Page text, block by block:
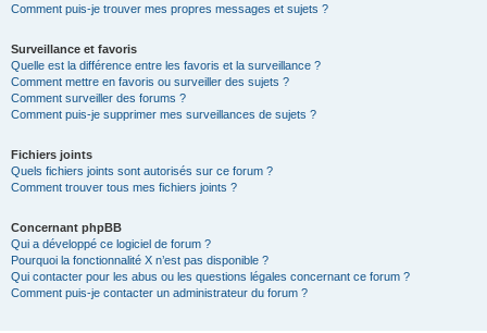
Comment puis-je trouver mes propres messages et sujets ?
Surveillance et favoris
Quelle est la différence entre les favoris et la surveillance ?
Comment mettre en favoris ou surveiller des sujets ?
Comment surveiller des forums ?
Comment puis-je supprimer mes surveillances de sujets ?
Fichiers joints
Quels fichiers joints sont autorisés sur ce forum ?
Comment trouver tous mes fichiers joints ?
Concernant phpBB
Qui a développé ce logiciel de forum ?
Pourquoi la fonctionnalité X n’est pas disponible ?
Qui contacter pour les abus ou les questions légales concernant ce forum ?
Comment puis-je contacter un administrateur du forum ?